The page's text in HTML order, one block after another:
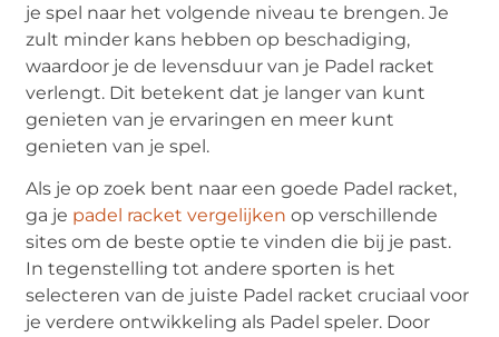
je spel naar het volgende niveau te brengen. Je
zult minder kans hebben op beschadiging,
waardoor je de levensduur van je Padel racket
verlengt. Dit betekent dat je langer van kunt
genieten van je ervaringen en meer kunt
genieten van je spel.
Als je op zoek bent naar een goede Padel racket,
ga je padel racket vergelijken op verschillende
sites om de beste optie te vinden die bij je past.
In tegenstelling tot andere sporten is het
selecteren van de juiste Padel racket cruciaal voor
je verdere ontwikkeling als Padel speler. Door